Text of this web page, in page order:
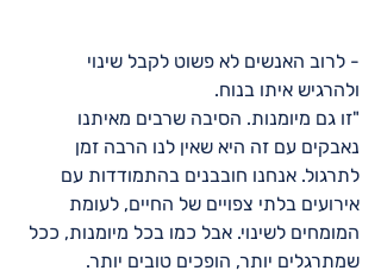
- לרוב האנשים לא פשוט לקבל שינוי
ולהרגיש איתו בנוח.
"זו גם מיומנות. הסיבה שרבים מאיתנו
נאבקים עם זה היא שאין לנו הרבה זמן
לתרגול. אנחנו חובבנים בהתמודדות עם
אירועים בלתי צפויים של החיים, לעומת
המומחים לשינוי. אבל כמו בכל מיומנות, ככל
שמתרגלים יותר, הופכים טובים יותר.